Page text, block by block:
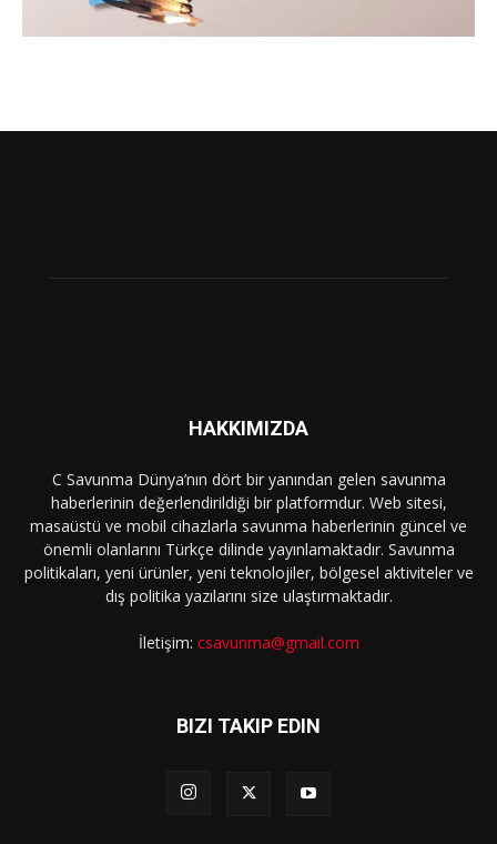
HAKKIMIZDA
C Savunma Dünya’nın dört bir yanından gelen savunma
haberlerinin değerlendirildiği bir platformdur. Web sitesi,
masaüstü ve mobil cihazlarla savunma haberlerinin güncel ve
önemli olanlarını Türkçe dilinde yayınlamaktadır. Savunma
politikaları, yeni ürünler, yeni teknolojiler, bölgesel aktiviteler ve
dış politika yazılarını size ulaştırmaktadır.
İletişim: csavunma@gmail.com
BIZI TAKIP EDIN